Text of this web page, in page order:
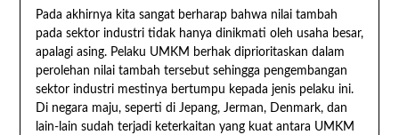
Pada akhirnya kita sangat berharap bahwa nilai tambah
pada sektor industri tidak hanya dinikmati oleh usaha besar,
apalagi asing. Pelaku UMKM berhak diprioritaskan dalam
perolehan nilai tambah tersebut sehingga pengembangan
sektor industri mestinya bertumpu kepada jenis pelaku ini.
Di negara maju, seperti di Jepang, Jerman, Denmark, dan
lain-lain sudah terjadi keterkaitan yang kuat antara UMKM